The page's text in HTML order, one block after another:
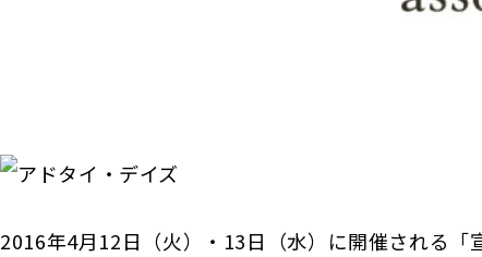
2016年4月12日（火）・13日（水）に開催される